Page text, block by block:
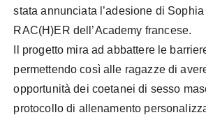
stata annunciata l’adesione di
RAC(H)ER dell’Academy francese.
Il progetto mira ad abbattere le
permettendo così alle ragazze di
opportunità dei coetanei di sesso
protocollo di allenamento